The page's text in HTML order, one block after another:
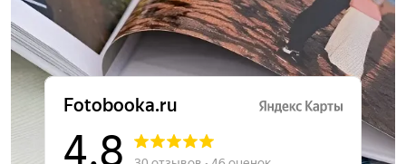
Отзывы о нас